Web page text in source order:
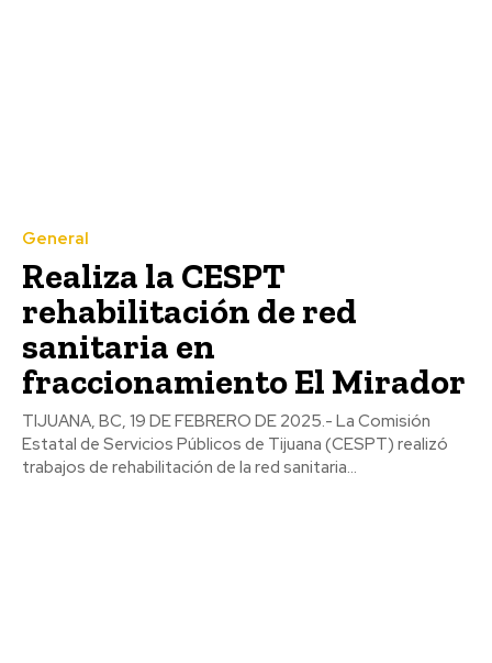
General
Realiza la CESPT
rehabilitación de red
sanitaria en
fraccionamiento El Mirador
TIJUANA, BC, 19 DE FEBRERO DE 2025.- La Comisión
Estatal de Servicios Públicos de Tijuana (CESPT) realizó
trabajos de rehabilitación de la red sanitaria...